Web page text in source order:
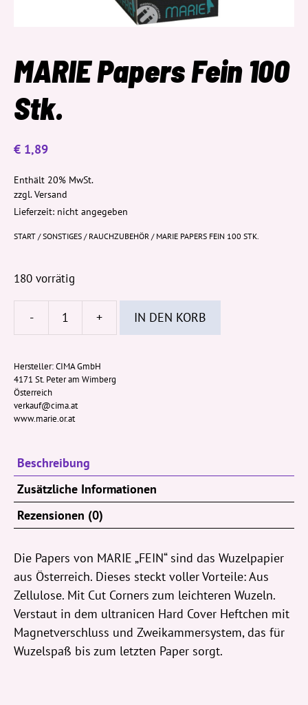
MARIE Papers Fein 100
Stk.
€ 1,89
Enthält 20% MwSt.
zzgl.Versand
Lieferzeit: nicht angegeben
START /SONSTIGES / RAUCHZUBEHÖR / MARIE PAPERS FEIN 100 STK.
180 vorrätig
-
MARIE
+ IN DEN KORB
Hersteller:CIMA GmbH
4171 St. Peter am Wimberg
Österreich
verkauf@cima.at
www.marie.or.at
Beschreibung
Zusätzliche Informationen
Rezensionen (0)
Die Papers von MARIE „FEIN“ sind das Wuzelpapier
aus Österreich. Dieses steckt voller Vorteile: Aus
Zellulose. Mit Cut Corners zum leichteren Wuzeln.
Verstaut in dem ultranicen Hard Cover Heftchen mit
Magnetverschluss und Zweikammersystem, das für
Wuzelspaß bis zum letzten Paper sorgt.